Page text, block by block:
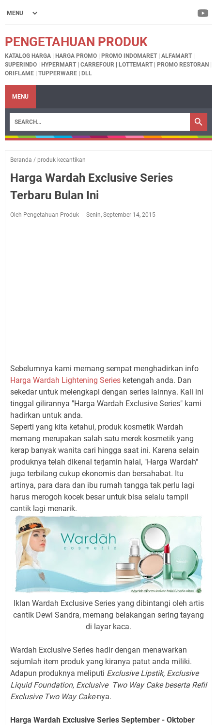
PENGETAHUAN PRODUK
KATALOG HARGA | HARGA PROMO | PROMO INDOMARET | ALFAMART |
SUPERINDO | HYPERMART | CARREFOUR | LOTTEMART | PROMO RESTORAN |
ORIFLAME | TUPPERWARE | DLL
MENU
Beranda / produk kecantikan
Harga Wardah Exclusive Series
Terbaru Bulan Ini
Oleh Pengetahuan Produk Senin, September 14, 2015
Sebelumnya kami memang sempat menghadirkan info
Harga Wardah Lightening Series ketengah anda. Dan
sekedar untuk melengkapi dengan series lainnya. Kali ini
tinggal gilirannya "Harga Wardah Exclusive Series" kami
hadirkan untuk anda.
Seperti yang kita ketahui, produk kosmetik Wardah
memang merupakan salah satu merek kosmetik yang
kerap banyak wanita cari hingga saat ini. Karena selain
produknya telah dikenal terjamin halal, "Harga Wardah"
juga terbilang cukup ekonomis dan bersahabat. Itu
artinya, para dara dan ibu rumah tangga tak perlu lagi
harus merogoh kocek besar untuk bisa selalu tampil
cantik lagi menarik.
Iklan Wardah Exclusive Series yang dibintangi oleh artis
cantik Dewi Sandra, memang belakangan sering tayang
di layar kaca.
Wardah Exclusive Series hadir dengan menawarkan
sejumlah item produk yang kiranya patut anda miliki.
Adapun produknya meliputi Exclusive Lipstik, Exclusive
Liquid Foundation, Exclusive Two Way Cake beserta Refil
Exclusive Two Way Cake-nya.
Harga Wardah Exclusive Series September - Oktober